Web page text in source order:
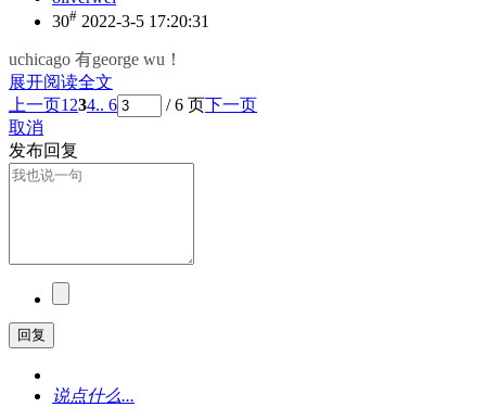
30# 2022-3-5 17:20:31
uchicago 有george wu！
展开阅读全文
上一页1 234.. 6 / 6 页下一页
取消
发布回复
回复
说点什么...